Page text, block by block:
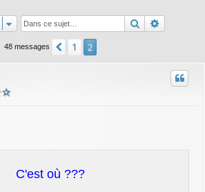
Rechercher
48 messages Précédente
1 2
C'est où ???